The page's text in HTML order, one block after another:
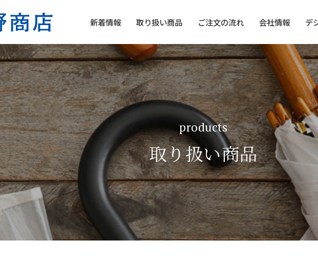
新着情報 取り扱い商品 ご注文の流れ 会社情報 デ
products
取り扱い商品